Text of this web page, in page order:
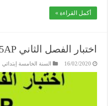
أكمل القراءة »
اختبار الفصل الثاني 5AP : ت.مدنية
16/02/2020 السنة الخامسة إبتدائي